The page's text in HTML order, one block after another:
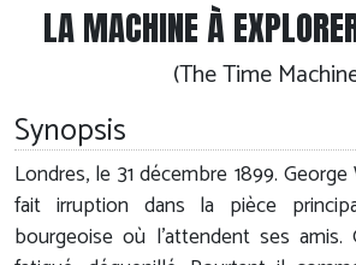
LA MACHINE À
(The Time
Synopsis
Londres, le 31 décembre 1899.
fait irruption dans la pièce
bourgeoise où l'attendent ses amis.